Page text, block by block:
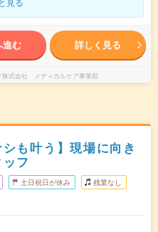
進む 詳しく見る
株式会社 メディカルケア事業部
も叶う】現場に向き
フ
土日祝日が休み 残業なし